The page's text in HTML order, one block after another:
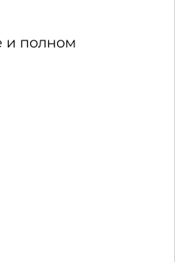
и полном